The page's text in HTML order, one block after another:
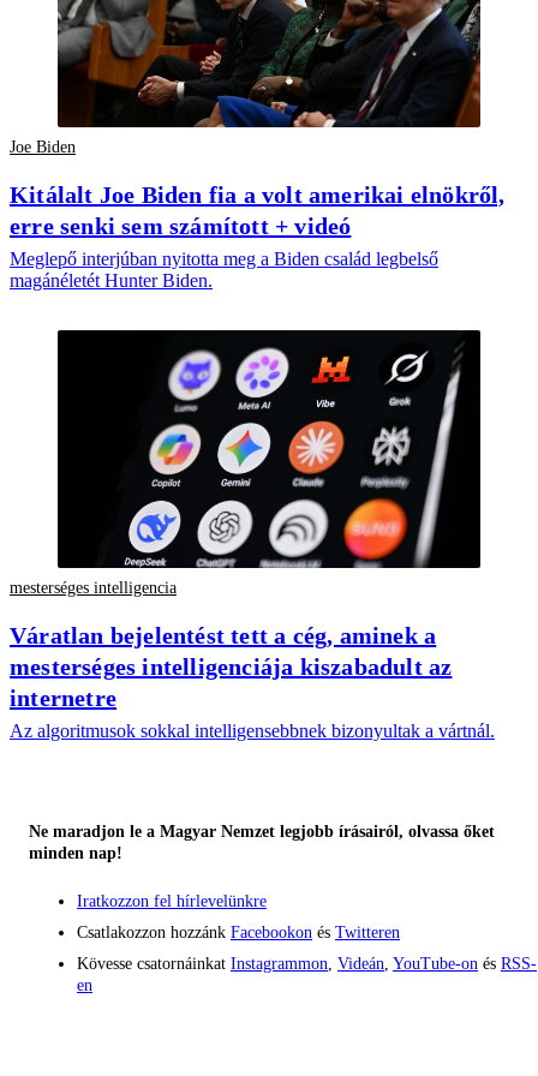
Joe Biden
Kitálalt Joe Biden fia a volt amerikai elnökről,
erre senki sem számított + videó
Meglepő interjúban nyitotta meg a Biden család legbelső
magánéletét Hunter Biden.
mesterséges intelligencia
Váratlan bejelentést tett a cég, aminek a
mesterséges intelligenciája kiszabadult az
internetre
Az algoritmusok sokkal intelligensebbnek bizonyultak a vártnál.
Ne maradjon le a Magyar Nemzet legjobb írásairól, olvassa őket
minden nap!
Iratkozzon fel hírlevelünkre
Csatlakozzon hozzánk Facebookon és Twitteren
Kövesse csatornáinkat Instagrammon Videán YouTube-on és RSS-
en